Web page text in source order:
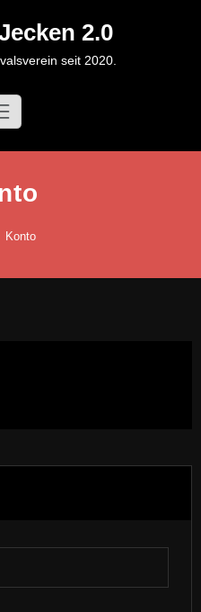
2.0
seit 2020.
Konto